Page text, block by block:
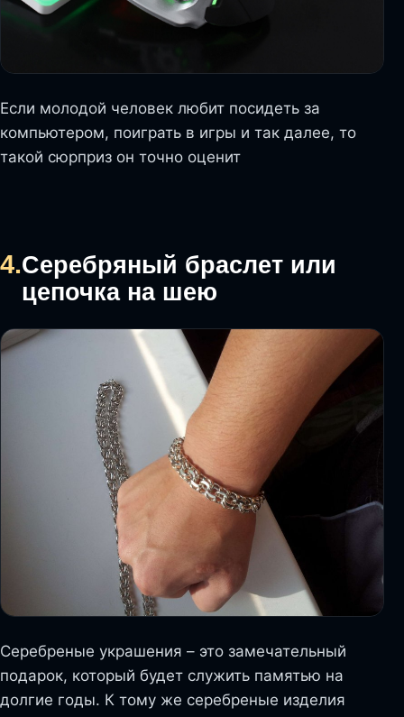
Если молодой человек любит посидеть за
компьютером, поиграть в игры и так далее, то
такой сюрприз он точно оценит
4.Серебряный браслет или
цепочка на шею
Серебреные украшения – это замечательный
подарок, который будет служить памятью на
долгие годы. К тому же серебреные изделия